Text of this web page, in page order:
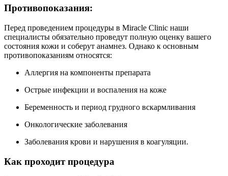
Противопоказания:
Перед проведением процедуры в Miracle Clinic наши
специалисты обязательно проведут полную оценку вашего
состояния кожи и соберут анамнез. Однако к основным
противопоказаниям относятся:
Аллергия на компоненты препарата
Острые инфекции и воспаления на коже
Беременность и период грудного вскармливания
Онкологические заболевания
Заболевания крови и нарушения в коагуляции.
Как проходит процедура